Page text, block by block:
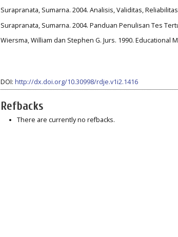
Surapranata, Sumarna. 2004. Analisis, Validitas,
Surapranata, Sumarna. 2004. Panduan Penulisan Tes
Wiersma, William dan Stephen G. Jurs. 1990.
DOI: http://dx.doi.org/10.30998/rdje.v1i2.1416
Refbacks
There are currently no refbacks.